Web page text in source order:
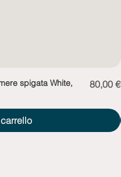
spigata White,
Prezzo
80,00 €